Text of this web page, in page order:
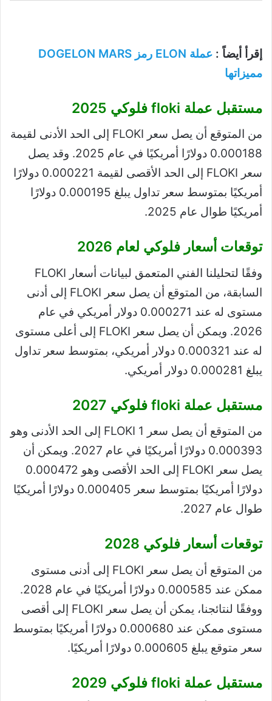
إقرأ أيضاً :
عملة ELON رمز DOGELON MARS
مميزاتها
مستقبل عملة floki فلوكي 2025
من المتوقع أن يصل سعر FLOKI إلى الحد الأدنى لقيمة
0.000188 دولارًا أمريكيًا في عام 2025. وقد يصل
سعر FLOKI إلى الحد الأقصى لقيمة 0.000221 دولارًا
أمريكيًا بمتوسط ​​سعر تداول يبلغ 0.000195 دولارًا
أمريكيًا طوال عام 2025.
توقعات أسعار فلوكي لعام 2026
وفقًا لتحليلنا الفني المتعمق لبيانات أسعار FLOKI
السابقة، من المتوقع أن يصل سعر FLOKI إلى أدنى
مستوى له عند 0.000271 دولار أمريكي في عام
2026. ويمكن أن يصل سعر FLOKI إلى أعلى مستوى
له عند 0.000321 دولار أمريكي، بمتوسط ​​سعر تداول
يبلغ 0.000281 دولار أمريكي.
مستقبل عملة floki فلوكي 2027
من المتوقع أن يصل سعر 1 FLOKI إلى الحد الأدنى وهو
0.000393 دولارًا أمريكيًا في عام 2027. ويمكن أن
يصل سعر FLOKI إلى الحد الأقصى وهو 0.000472
دولارًا أمريكيًا بمتوسط ​​سعر 0.000405 دولارًا أمريكيًا
طوال عام 2027.
توقعات أسعار فلوكي 2028
من المتوقع أن يصل سعر FLOKI إلى أدنى مستوى
ممكن عند 0.000585 دولارًا أمريكيًا في عام 2028.
ووفقًا لنتائجنا، يمكن أن يصل سعر FLOKI إلى أقصى
مستوى ممكن عند 0.000680 دولارًا أمريكيًا بمتوسط ​​
سعر متوقع يبلغ 0.000605 دولارًا أمريكيًا.
مستقبل عملة floki فلوكي 2029